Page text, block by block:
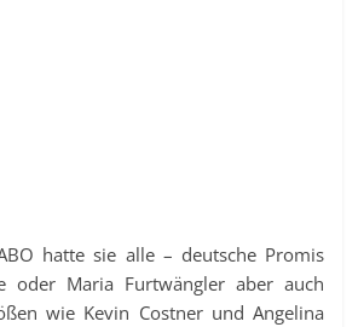
hatte sie alle – deutsche Promis
oder Maria Furtwängler aber auch
wie Kevin Costner und Angelina